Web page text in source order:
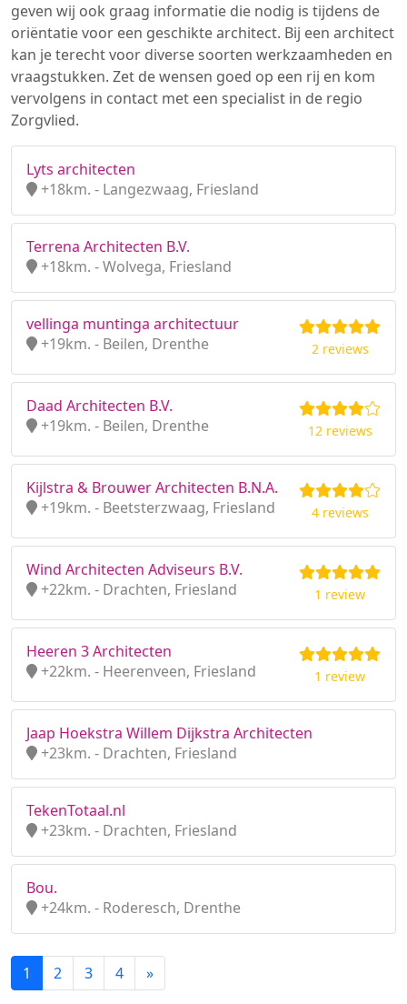
geven wij ook graag informatie die nodig is tijdens de
oriëntatie voor een geschikte architect. Bij een architect
kan je terecht voor diverse soorten werkzaamheden en
vraagstukken. Zet de wensen goed op een rij en kom
vervolgens in contact met een specialist in de regio
Zorgvlied.
Lyts architecten
+18km. - Langezwaag, Friesland
Terrena Architecten B.V.
+18km. - Wolvega, Friesland
vellinga muntinga architectuur
+19km. - Beilen, Drenthe
2 reviews
Daad Architecten B.V.
+19km. - Beilen, Drenthe
12 reviews
Kijlstra & Brouwer Architecten B.N.A.
+19km. - Beetsterzwaag, Friesland
4 reviews
Wind Architecten Adviseurs B.V.
+22km. - Drachten, Friesland
1 review
Heeren 3 Architecten
+22km. - Heerenveen, Friesland
1 review
Jaap Hoekstra Willem Dijkstra Architecten
+23km. - Drachten, Friesland
TekenTotaal.nl
+23km. - Drachten, Friesland
Bou.
+24km. - Roderesch, Drenthe
1 2 3 4 »